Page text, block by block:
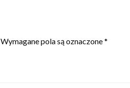
Wymagane pola są oznaczone*